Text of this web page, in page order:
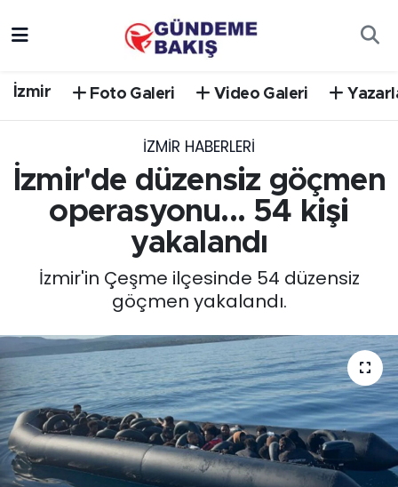
İzmir Foto Galeri Video Galeri
İZMIR HABERLERI
İzmir'de düzensiz göçmen
operasyonu... 54 kişi
yakalandı
İzmir'in Çeşme ilçesinde 54 düzensiz
göçmen yakalandı.
EGE
EKONOMİ
English News
GÜNCEL
KÜLTÜR SANAT
MAGAZİN
Trafik Durumu
Süper Lig Puan Durumu ve Fikstür
Tüm Manşetler
Son Dakika Haberleri
Haber Arşivi